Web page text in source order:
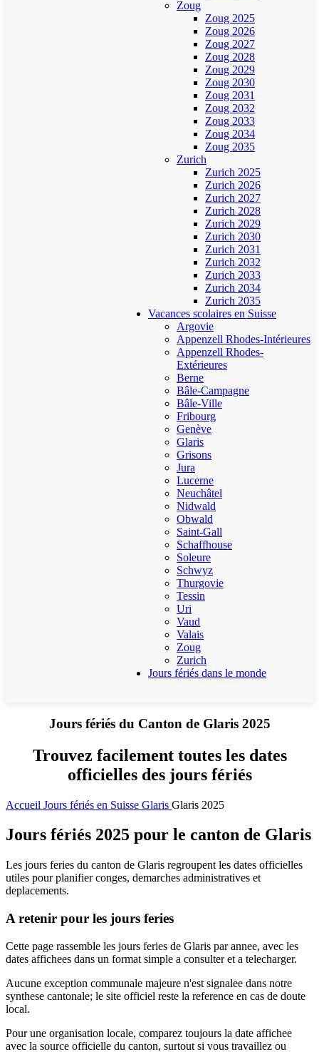
Zoug
Zoug 2025
Zoug 2026
Zoug 2027
Zoug 2028
Zoug 2029
Zoug 2030
Zoug 2031
Zoug 2032
Zoug 2033
Zoug 2034
Zoug 2035
Zurich
Zurich 2025
Zurich 2026
Zurich 2027
Zurich 2028
Zurich 2029
Zurich 2030
Zurich 2031
Zurich 2032
Zurich 2033
Zurich 2034
Zurich 2035
Vacances scolaires en Suisse
Argovie
Appenzell Rhodes-Intérieures
Appenzell Rhodes-
Extérieures
Berne
Bâle-Campagne
Bâle-Ville
Fribourg
Genève
Glaris
Grisons
Jura
Lucerne
Neuchâtel
Nidwald
Obwald
Saint-Gall
Schaffhouse
Soleure
Schwyz
Thurgovie
Tessin
Uri
Vaud
Valais
Zoug
Zurich
Jours fériés dans le monde
Jours fériés du Canton de Glaris 2025
Trouvez facilement toutes les dates
officielles des jours fériés
Accueil Jours fériés en Suisse Glaris Glaris 2025
Jours fériés 2025 pour le canton de Glaris
Les jours feries du canton de Glaris regroupent les dates officielles
utiles pour planifier conges, demarches administratives et
deplacements.
A retenir pour les jours feries
Cette page rassemble les jours feries de Glaris par annee, avec les
dates affichees dans un format simple a consulter et a telecharger.
Aucune exception communale majeure n'est signalee dans notre
synthese cantonale; le site officiel reste la reference en cas de doute
local.
Pour une organisation locale, comparez toujours la date affichee
avec la source officielle du canton, surtout si vous travaillez ou